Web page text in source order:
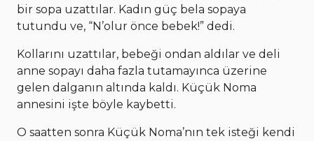
bir sopa uzattılar. Kadın güç bela sopaya
tutundu ve, “N’olur önce bebek!” dedi.
Kollarını uzattılar, bebeği ondan aldılar ve deli
anne sopayı daha fazla tutamayınca üzerine
gelen dalganın altında kaldı. Küçük Noma
annesini işte böyle kaybetti.
O saatten sonra Küçük Noma’nın tek isteği kendi